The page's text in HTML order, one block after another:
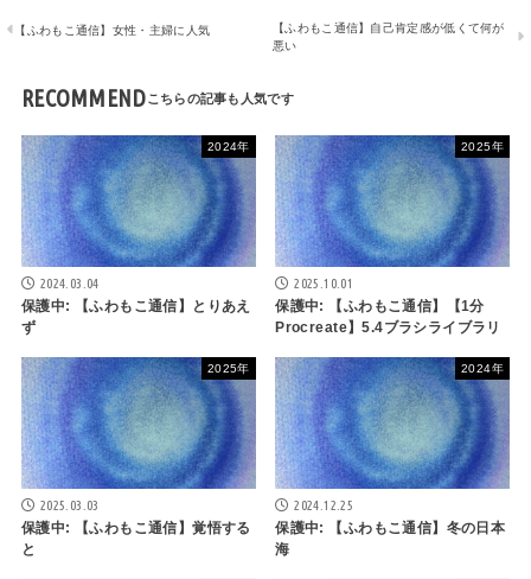
【ふわもこ通信】女性・主婦に人気
【ふわもこ通信】自己肯定感が低くて何が
悪い
RECOMMEND
2024年
2024.03.04
保護中: 【ふわもこ通信】とりあえ
ず
2025年
2025.10.01
保護中: 【ふわもこ通信】【1分
Procreate】5.4ブラシライブラリ
2025年
2025.03.03
保護中: 【ふわもこ通信】覚悟する
と
2024年
2024.12.25
保護中: 【ふわもこ通信】冬の日本
海